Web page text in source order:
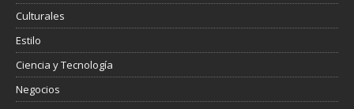
Culturales
Estilo
Ciencia y Tecnología
Negocios